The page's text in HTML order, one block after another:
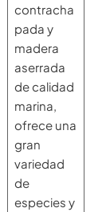
contracha
pada y
madera
aserrada
de calidad
marina,
ofrece una
gran
variedad
de
especies y